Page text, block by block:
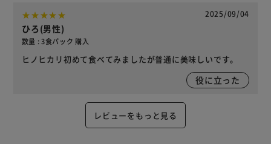
2025/09/04
ひろ(男性)
数量 : 3食パック 購入
ヒノヒカリ初めて食べてみましたが普通に美味しいです。
役に立った
レビューをもっと見る